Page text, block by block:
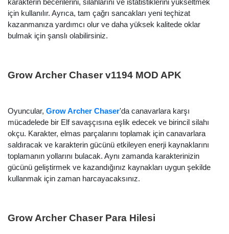
karakterin becerilerini, silahlarını ve istatistiklerini yükseltmek
için kullanılır. Ayrıca, tam çağrı sancakları yeni teçhizat
kazanmanıza yardımcı olur ve daha yüksek kalitede oklar
bulmak için şanslı olabilirsiniz.
Grow Archer Chaser v1194 MOD APK
Oyuncular, Grow Archer Chaser'da canavarlara karşı
mücadelede bir Elf savaşçısına eşlik edecek ve birincil silahı
okçu. Karakter, elmas parçalarını toplamak için canavarlara
saldıracak ve karakterin gücünü etkileyen enerji kaynaklarını
toplamanın yollarını bulacak. Aynı zamanda karakterinizin
gücünü geliştirmek ve kazandığınız kaynakları uygun şekilde
kullanmak için zaman harcayacaksınız.
Grow Archer Chaser Para Hilesi